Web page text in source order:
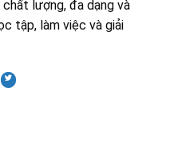
lượng, đa dạng và
tập, làm việc và giải